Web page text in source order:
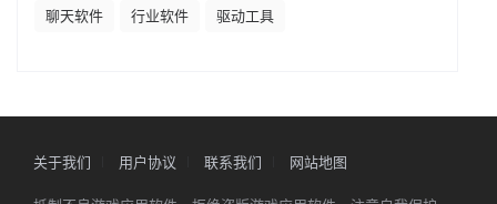
聊天软件 行业软件 驱动工具
关于我们 用户协议 联系我们 网站地图